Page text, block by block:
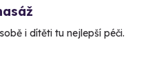
i dítěti tu nejlepší péči.